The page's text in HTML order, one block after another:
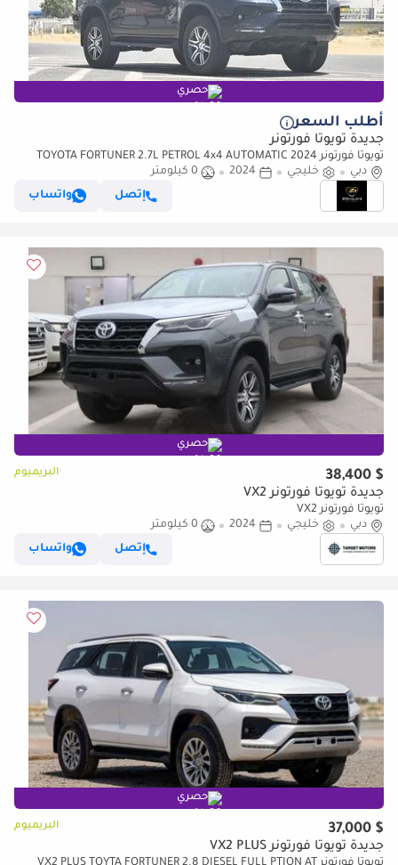
حصري
أطلب السعر
جديدة تويوتا فورتونر
تويوتا فورتونر 2024 TOYOTA FORTUNER 2.7L PETROL 4x4 AUTOMATIC
TRANSMISSION
دبي خليجي 2024
0 كيلومتر
إتصل
واتساب
حصري
$ 38,400 البريميوم
جديدة تويوتا فورتونر VX2
تويوتا فورتونر VX2
دبي
خليجي 2024
0 كيلومتر
إتصل
واتساب
حصري
$ 37,000 البريميوم
جديدة تويوتا فورتونر VX2 PLUS